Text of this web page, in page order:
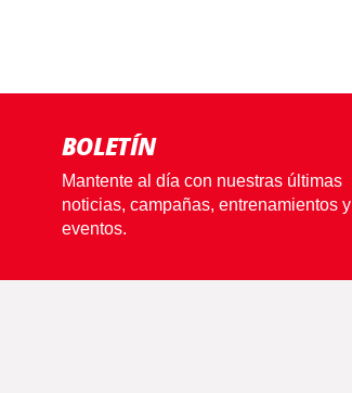
BOLETÍN
Mantente al día con nuestras últimas
noticias, campañas, entrenamientos y
eventos.